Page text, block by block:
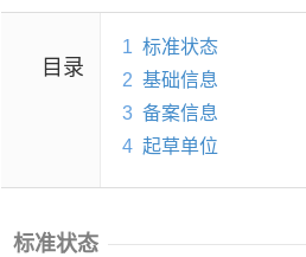
目录
1 标准状态
2 基础信息
3 备案信息
4 起草单位
标准状态